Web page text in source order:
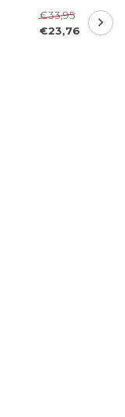
€33,95
€23,76